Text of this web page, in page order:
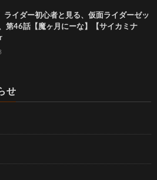
ライダー初心者と見る、仮面ライダーゼッ
46話【魔ヶ月にーな】【サイカミナ
せ